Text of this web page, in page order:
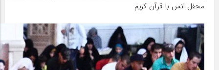
محفل انس با قرآن کریم